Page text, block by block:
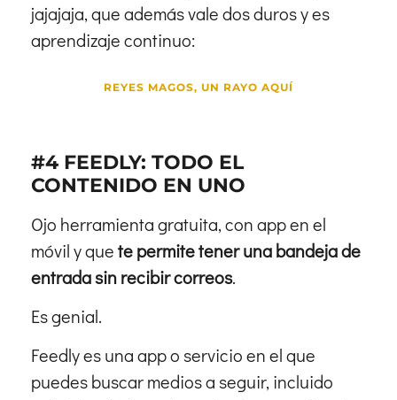
jajajaja, que además vale dos duros y es
aprendizaje continuo:
REYES MAGOS, UN RAYO AQUÍ
#4 FEEDLY: TODO EL
CONTENIDO EN UNO
Ojo herramienta gratuita, con app en el
móvil y quete permite tener una bandeja de
entrada sin recibir correos.
Es genial.
Feedly es una app o servicio en el que
puedes buscar medios a seguir, incluido